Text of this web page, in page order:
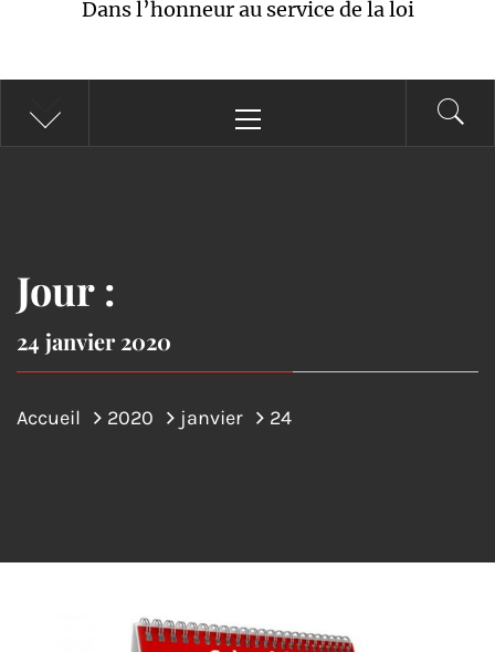
Dans l’honneur au service de la loi
principal
Jour :
24 janvier 2020
Accueil 2020 janvier 24